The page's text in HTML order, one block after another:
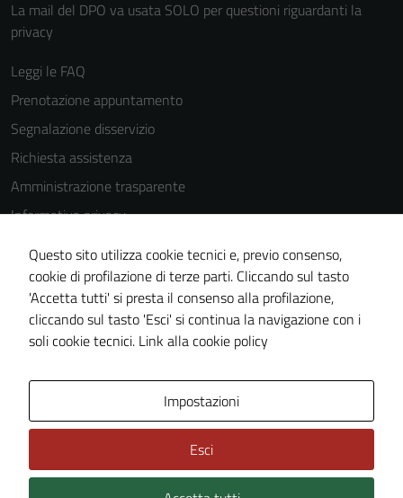
La mail del DPO va usata SOLO per questioni riguardanti la
privacy
Leggi le FAQ
Prenotazione appuntamento
Segnalazione disservizio
Richiesta assistenza
Amministrazione trasparente
Informativa privacy
Cookie Policy
Note legali
Dichiarazione di accessibilità
Piano di miglioramento del sito
Questo sito utilizza cookie tecnici e, previo consenso,
cookie di profilazione di terze parti. Cliccando sul tasto
'Accetta tutti' si presta il consenso alla profilazione,
cliccando sul tasto 'Esci' si continua la navigazione con i
soli cookie tecnici. Link alla cookie policy
Impostazioni
Esci